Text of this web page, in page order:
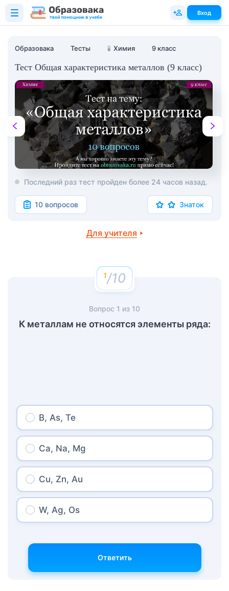
Образовака Тесты 🧪 Химия 9 класс
Тест Общая характеристика металлов (9 класс)
Последний раз тест пройден более 24 часов назад.
10 вопросов Знаток
Для учителя
/10
Вопрос 1 из 10
К металлам не относятся элементы ряда:
B, As, Te
Ca, Na, Mg
Cu, Zn, Au
W, Ag, Os
Ответить
Вход